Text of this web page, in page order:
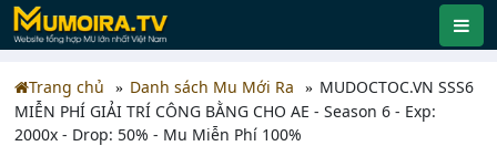
Trang chủ Danh sách Mu Mới Ra
MUDOCTOC.VN SSS6
MIỄN PHÍ GIẢI TRÍ CÔNG BẰNG CHO AE - Season 6 - Exp:
2000x - Drop: 50% - Mu Miễn Phí 100%